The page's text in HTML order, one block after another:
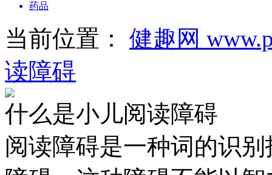
药品
当前位置： 健趣网
读障碍
什么是小儿阅读障碍
阅读障碍是一种词的识